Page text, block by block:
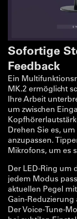
Sofortige
Feedback
Ein
MK.2 ermöglicht
Ihre Arbeit
um zwischen
Drehen Sie es,
anzupassen.
Mikrofons, um es
Der LED-Ring um
jedem Modus
aktuellen Pegel
Gain-
Der Voice-Tune-